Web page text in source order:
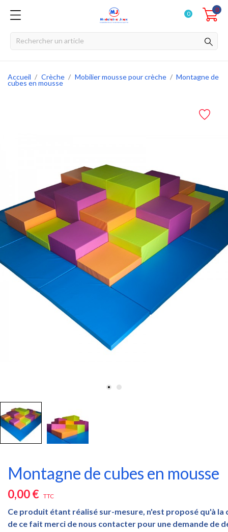
0
0
Accueil Crèche Mobilier mousse pour crèche Montagne de
cubes en mousse
Montagne de cubes en mousse
0,00 € TTC
Ce produit étant réalisé sur-mesure, n'est proposé qu'à la
de ce fait merci de nous contacter pour une demande de